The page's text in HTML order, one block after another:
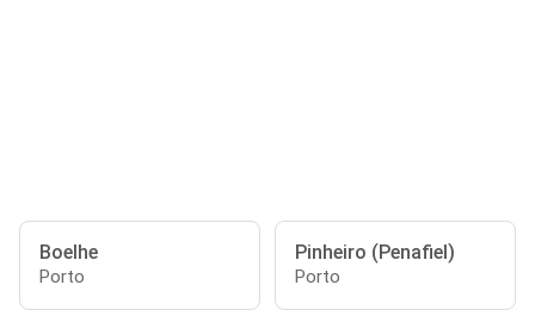
Boelhe
Porto
Pinheiro (Penafiel)
Porto